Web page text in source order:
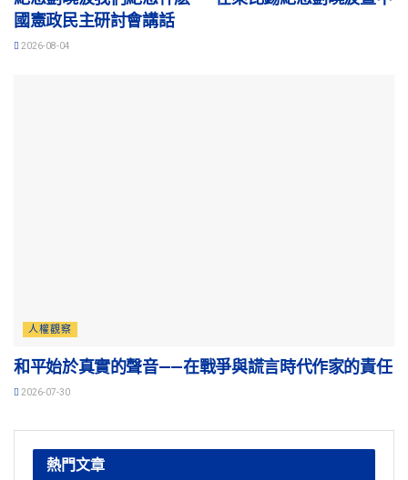
國憲政民主研討會講話
2026-08-04
人權觀察
和平始於真實的聲音——在戰爭與謊言時代作家的責任
2026-07-30
熱門文章